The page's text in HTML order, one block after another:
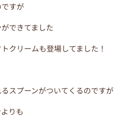
すが
できてました
クリームも登場してました！
スプーンがついてくるのですが
りも